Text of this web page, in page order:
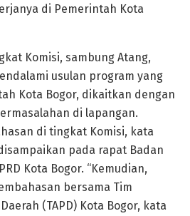
di Pemerintah Kota
Komisi, sambung Atang,
usulan program yang
Kota Bogor, dikaitkan dengan
di lapangan.
di tingkat Komisi, kata
pada rapat Badan
Kota Bogor. “Kemudian,
bersama Tim
(TAPD) Kota Bogor, kata